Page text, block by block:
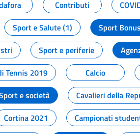
Contributi
Sport e Salute (1) Sport
Sport e periferie
Tennis 2019 Calcio
e società Cavalieri della
Cortina 2021 Campionati